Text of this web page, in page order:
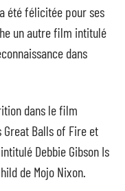
été félicitée pour ses
un autre film intitulé
dans
dans le film
Balls of Fire et
Debbie Gibson Is
de Mojo Nixon.